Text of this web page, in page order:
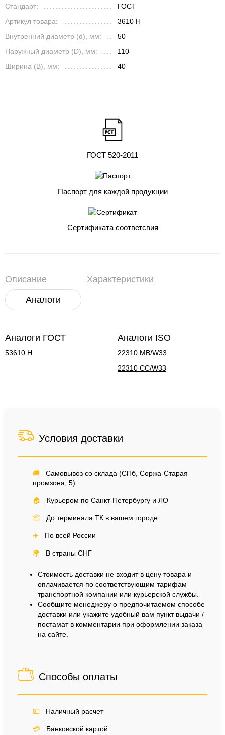
Стандарт:
ГОСТ
Артикул товара:
3610 Н
Внутренний диаметр (d), мм:
50
Наружный диаметр (D), мм:
110
Ширина (B), мм:
40
ГОСТ 520-2011
Паспорт для каждой продукции
Сертификата соответсвия
Описание Характеристики
Аналоги
Аналоги ГОСТ
53610 Н
Аналоги ISO
22310 MB/W33
22310 CC/W33
Условия доставки
🚚
Самовывоз со склада (СПб, Соржа-Старая
промзона, 5)
🏠 Курьером по Санкт-Петербургу и ЛО
📦 До терминала ТК в вашем городе
✈️ По всей России
🌍 В страны СНГ
Стоимость доставки не входит в цену товара и
оплачивается по соответствующим тарифам
транспортной компании или курьерской службы.
Сообщите менеджеру о предпочитаемом способе
доставки или укажите удобный вам пункт выдачи /
постамат в комментарии при оформлении заказа
на сайте.
Способы оплаты
💵 Наличный расчет
💳 Банковской картой